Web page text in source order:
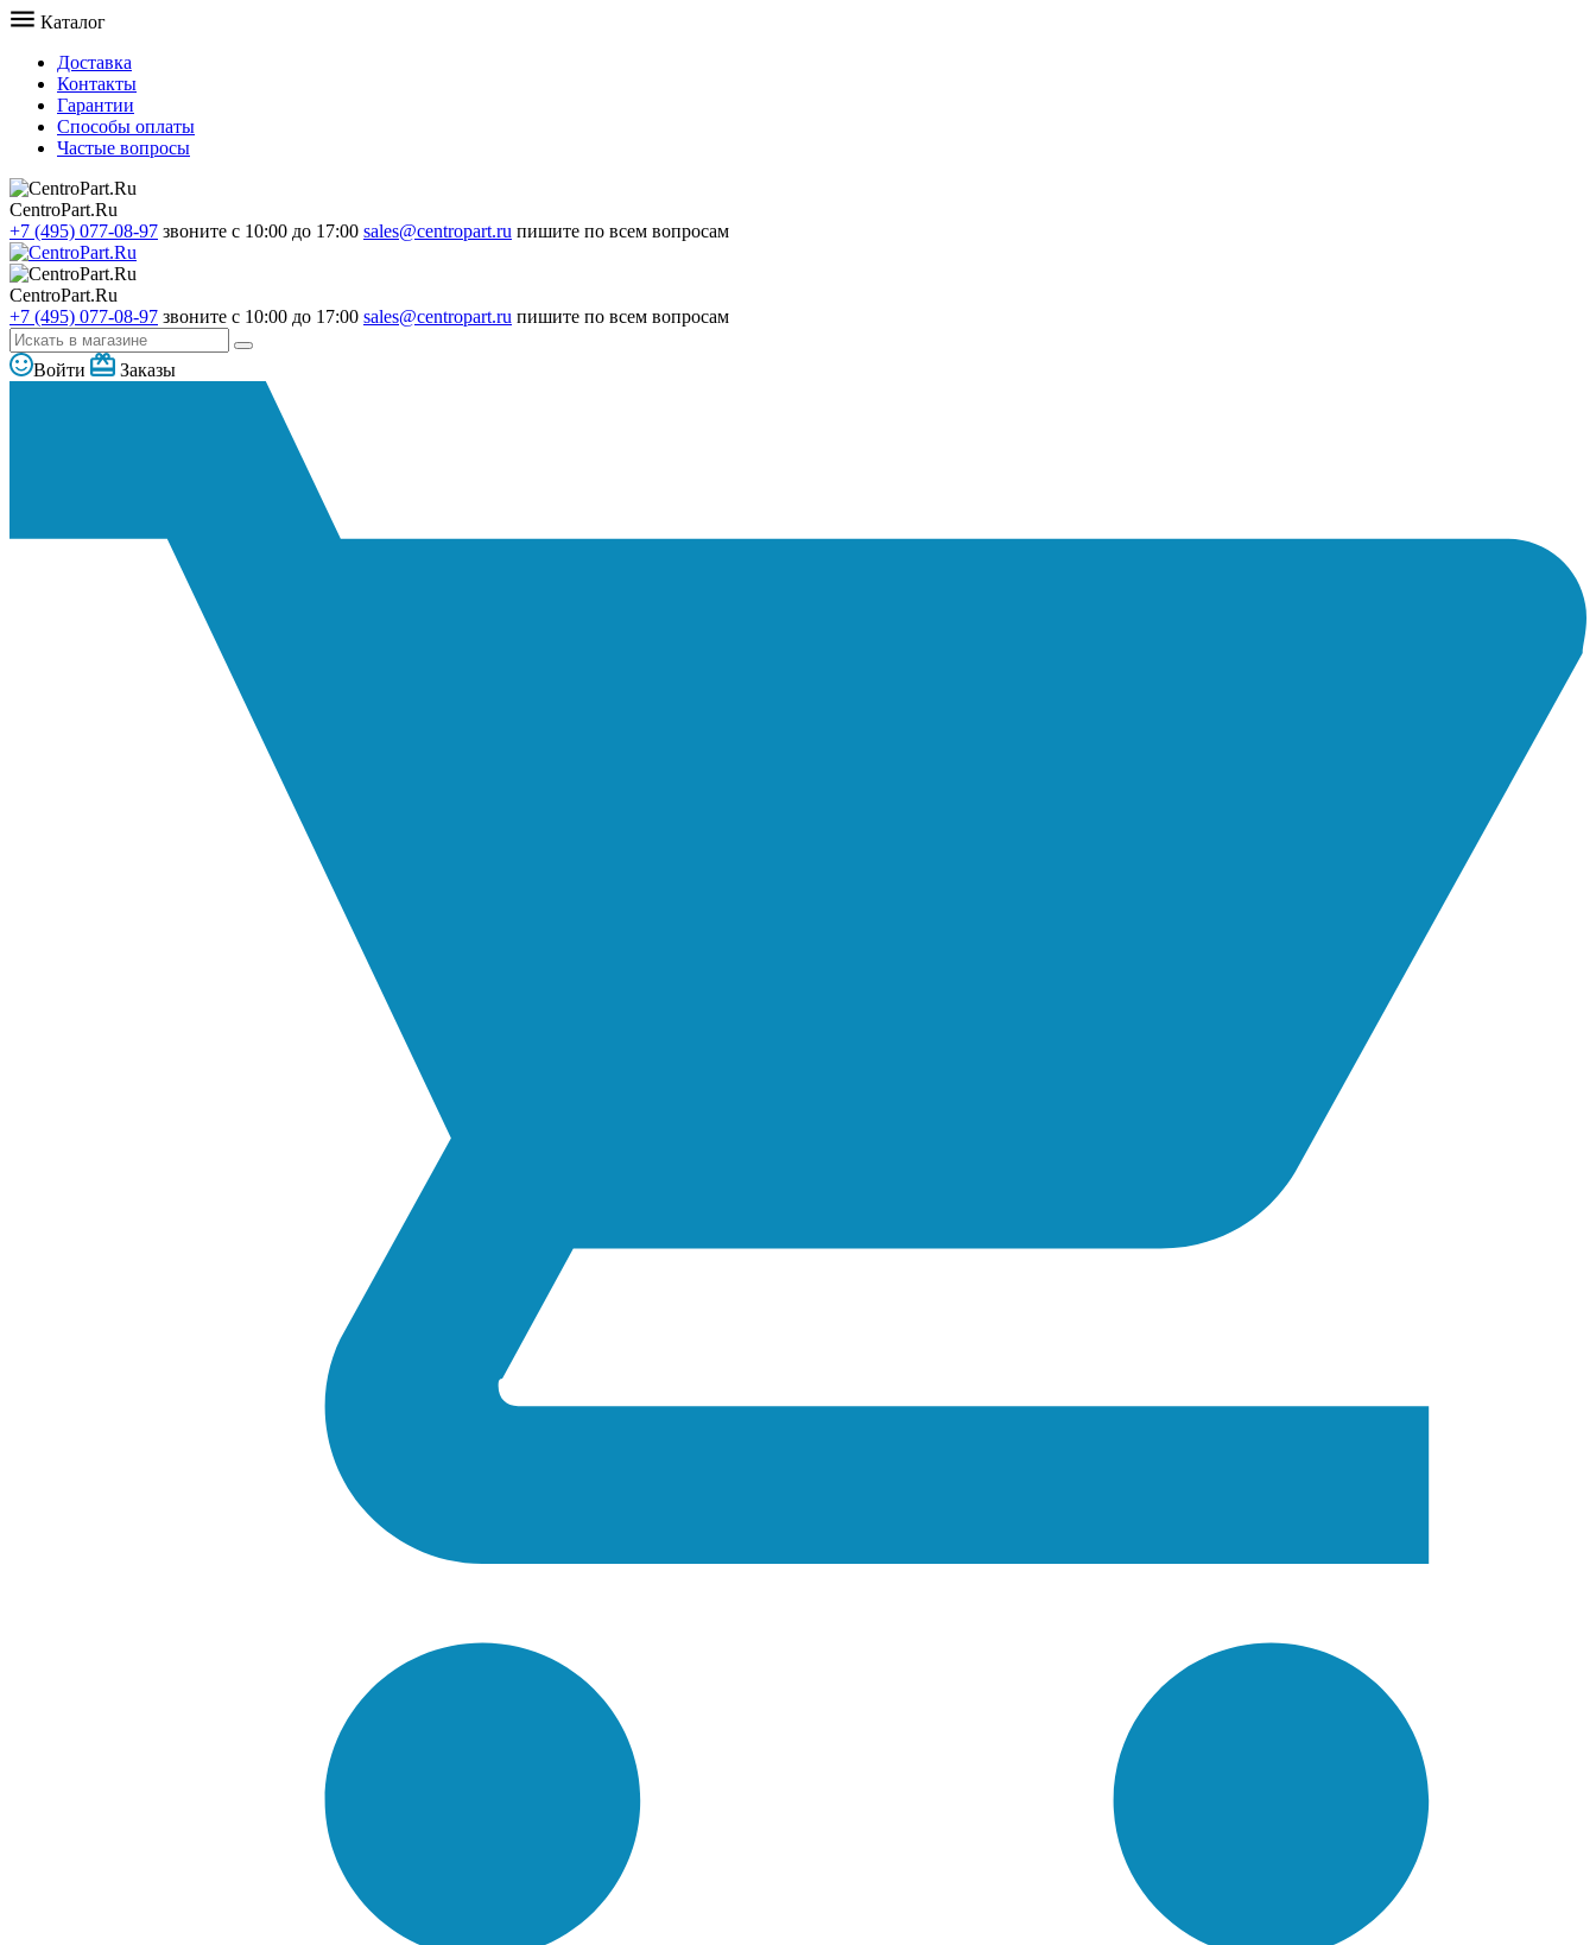
Каталог
Доставка
Контакты
Гарантии
Способы оплаты
Частые вопросы
CentroPart.Ru
+7 (495) 077-08-97 звоните с 10:00 до 17:00 sales@centropart.ru пишите по всем вопросам
CentroPart.Ru
+7 (495) 077-08-97 звоните с 10:00 до 17:00 sales@centropart.ru пишите по всем вопросам
Войти Заказы